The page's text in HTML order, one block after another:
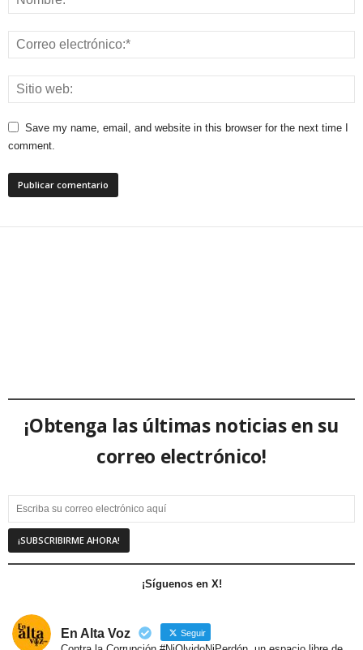
Save my name, email, and website in this browser for the next time I
comment.
¡Obtenga las últimas noticias en su
correo electrónico!
¡Síguenos en X!
En Alta Voz Seguir